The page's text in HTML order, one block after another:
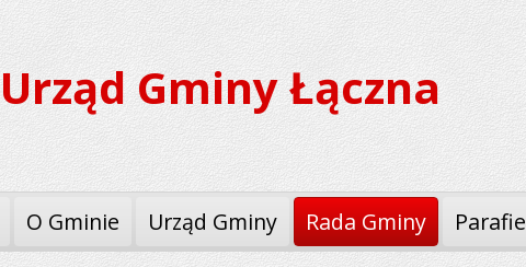
Urząd Gminy Łączna
O Gminie Urząd Gminy Rada Gminy Parafie